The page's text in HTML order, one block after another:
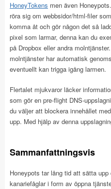
HoneyTokens men även
röra sig om webbsidor/html-filer
komma åt och gör någon det så
pixel som larmar, denna kan du
på Dropbox eller andra
molntjänster har automatisk
eventuellt kan trigga igång larmen.
Flertalet mjukvaror läcker
som gör en pre-flight DNS-
du väljer att blockera innehållet
upp. Med hjälp av denna
Sammanfattningsvis
Honeypots tar lång tid att sätta
kanariefåglar i form av öppna